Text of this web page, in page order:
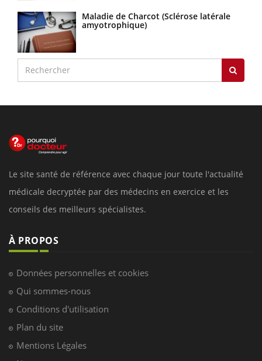
Maladie de Charcot (Sclérose latérale
amyotrophique)
Le site santé de référence avec chaque jour toute l'actualité
médicale decryptée par des médecins en exercice et les
conseils des meilleurs spécialistes.
À PROPOS
Données personnelles et cookies
Qui sommes-nous
Conditions d'utilisation
Plan du site
Mentions Légales